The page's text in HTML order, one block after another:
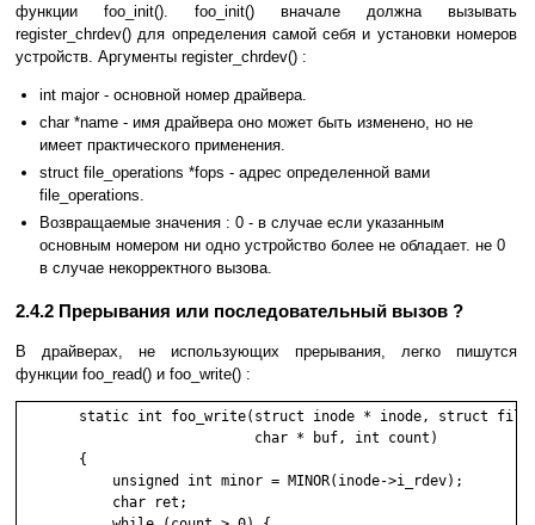
функции foo_init(). foo_init() вначале должна вызывать
register_chrdev() для определения самой себя и установки номеров
устройств. Аргументы register_chrdev() :
int major - основной номер драйвера.
char *name - имя драйвера оно может быть изменено, но не
имеет практического применения.
struct file_operations *fops - адрес определенной вами
file_operations.
Возвращаемые значения : 0 - в случае если указанным
основным номером ни одно устройство более не обладает. не 0
в случае некорректного вызова.
2.4.2 Прерывания или последовательный вызов ?
В драйверах, не использующих прерывания, легко пишутся
функции foo_read() и foo_write() :
static int foo_write(struct inode * inode, struct file
                            char * buf, int count)
       {
           unsigned int minor = MINOR(inode->i_rdev);
           char ret;